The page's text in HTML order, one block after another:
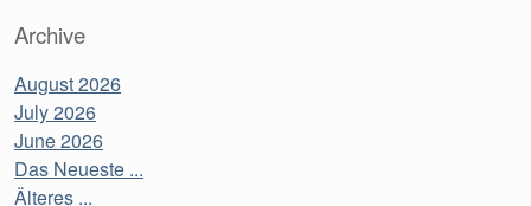
Archive
August 2026
July 2026
June 2026
Das Neueste ...
Älteres ...